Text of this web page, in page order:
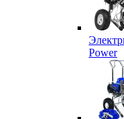
Power